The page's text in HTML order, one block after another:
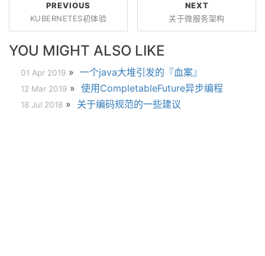
PREVIOUS
KUBERNETES初体验
NEXT
关于微服务架构
YOU MIGHT ALSO LIKE
01 Apr 2019 » 一个java大堆引发的『血案』
12 Mar 2019 » 使用CompletableFuture异步编程
18 Jul 2018 » 关于编码规范的一些建议